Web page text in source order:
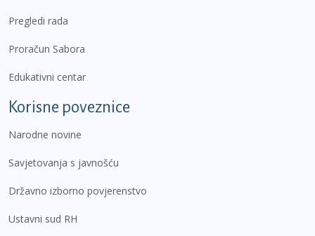
Pregledi rada
Proračun Sabora
Edukativni centar
Korisne poveznice
Narodne novine
Savjetovanja s javnošću
Državno izborno povjerenstvo
Ustavni sud RH